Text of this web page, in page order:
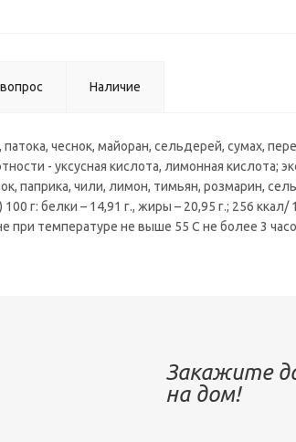
Наличие
чеснок, майоран, сельдерей, сумах,
- уксусная кислота, лимонная кислота;
паприка, чили, лимон, тимьян, розмарин,
г: белки – 14,91 г., жиры – 20,95 г.; 256
при температуре не выше 55 С не более 3
Закажите
на дом!